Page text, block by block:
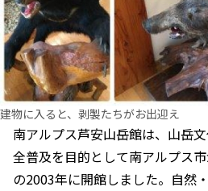
建物に入ると、剥製たちがお出迎え
南アルプス芦安山岳館は、山岳
全普及を目的として南アルプス
の2003年に開館しました。自然